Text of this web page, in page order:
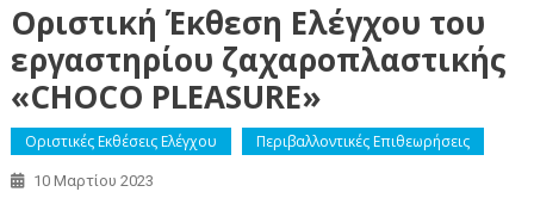
Οριστική Έκθεση Ελέγχου του
εργαστηρίου ζαχαροπλαστικής
«CHOCO PLEASURE»
Οριστικές Εκθέσεις Ελέγχου Περιβαλλοντικές Επιθεωρήσεις
10 Μαρτίου 2023